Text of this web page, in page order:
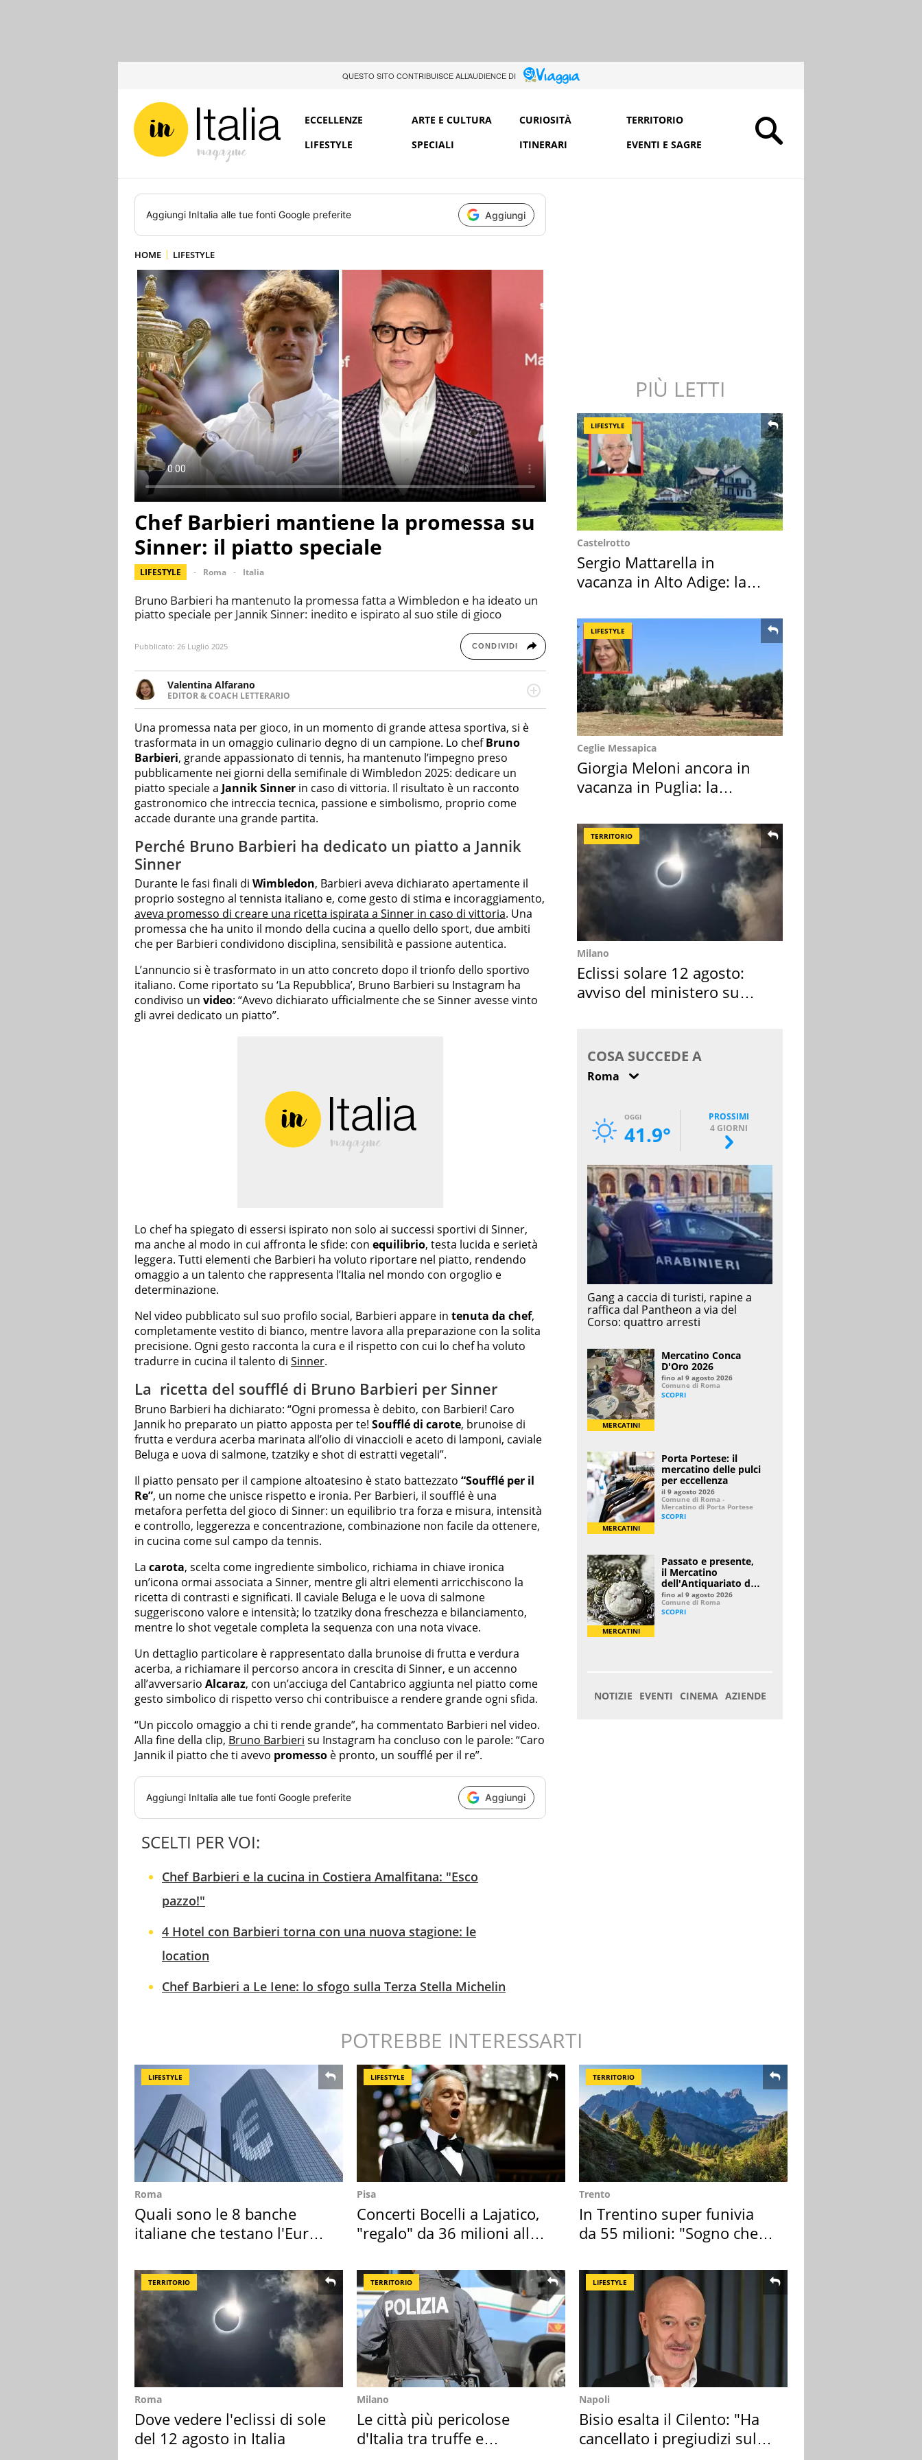
QUESTO SITO CONTRIBUISCE ALL’AUDIENCE DI
ECCELLENZE ARTE E CULTURA CURIOSITÀ
TERRITORIO
LIFESTYLE
SPECIALI ITINERARI EVENTI E SAGRE
Aggiungi InItalia alle tue fonti Google preferite Aggiungi
HOME LIFESTYLE
Chef Barbieri mantiene la promessa su
Sinner: il piatto speciale
LIFESTYLE Roma Italia
Bruno Barbieri ha mantenuto la promessa fatta a Wimbledon e ha ideato un
piatto speciale per Jannik Sinner: inedito e ispirato al suo stile di gioco
Pubblicato: 26 Luglio 2025 CONDIVIDI
Valentina Alfarano
EDITOR & COACH LETTERARIO
Lavorare con le storie è la mia missione! Specializzata in storytelling di viaggi,
lavoro come editor di narrativa e coach di scrittura creativa.
Una promessa nata per gioco, in un momento di grande attesa sportiva, si è
trasformata in un omaggio culinario degno di un campione. Lo chefBruno
Barbieri, grande appassionato di tennis, ha mantenuto l’impegno preso
pubblicamente nei giorni della semifinale di Wimbledon 2025: dedicare un
piatto speciale a Jannik Sinner in caso di vittoria. Il risultato è un racconto
gastronomico che intreccia tecnica, passione e simbolismo, proprio come
accade durante una grande partita.
Perché Bruno Barbieri ha dedicato un piatto a Jannik
Sinner
Durante le fasi finali di Wimbledon, Barbieri aveva dichiarato apertamente il
proprio sostegno al tennista italiano e, come gesto di stima e incoraggiamento,
aveva promesso di creare una ricetta ispirata a Sinner in caso di vittoria. Una
promessa che ha unito il mondo della cucina a quello dello sport, due ambiti
che per Barbieri condividono disciplina, sensibilità e passione autentica.
L’annuncio si è trasformato in un atto concreto dopo il trionfo dello sportivo
italiano. Come riportato su ‘La Repubblica’, Bruno Barbieri su Instagram ha
condiviso un video: “Avevo dichiarato ufficialmente che se Sinner avesse vinto
gli avrei dedicato un piatto”.
Lo chef ha spiegato di essersi ispirato non solo ai successi sportivi di Sinner,
ma anche al modo in cui affronta le sfide: con equilibrio, testa lucida e serietà
leggera. Tutti elementi che Barbieri ha voluto riportare nel piatto, rendendo
omaggio a un talento che rappresenta l’Italia nel mondo con orgoglio e
determinazione.
Nel video pubblicato sul suo profilo social, Barbieri appare in tenuta da chef,
completamente vestito di bianco, mentre lavora alla preparazione con la solita
precisione. Ogni gesto racconta la cura e il rispetto con cui lo chef ha voluto
tradurre in cucina il talento di Sinner.
La ricetta del soufflé di Bruno Barbieri per Sinner
Bruno Barbieri ha dichiarato: “Ogni promessa è debito, con Barbieri! Caro
Jannik ho preparato un piatto apposta per te! Soufflé di carote, brunoise di
frutta e verdura acerba marinata all’olio di vinaccioli e aceto di lamponi, caviale
Beluga e uova di salmone, tzatziky e shot di estratti vegetali”.
Il piatto pensato per il campione altoatesino è stato battezzato “Soufflé per il
Re”, un nome che unisce rispetto e ironia. Per Barbieri, il soufflé è una
metafora perfetta del gioco di Sinner: un equilibrio tra forza e misura, intensità
e controllo, leggerezza e concentrazione, combinazione non facile da ottenere,
in cucina come sul campo da tennis.
La carota, scelta come ingrediente simbolico, richiama in chiave ironica
un’icona ormai associata a Sinner, mentre gli altri elementi arricchiscono la
ricetta di contrasti e significati. Il caviale Beluga e le uova di salmone
suggeriscono valore e intensità; lo tzatziky dona freschezza e bilanciamento,
mentre lo shot vegetale completa la sequenza con una nota vivace.
Un dettaglio particolare è rappresentato dalla brunoise di frutta e verdura
acerba, a richiamare il percorso ancora in crescita di Sinner, e un accenno
all’avversario Alcaraz, con un’acciuga del Cantabrico aggiunta nel piatto come
gesto simbolico di rispetto verso chi contribuisce a rendere grande ogni sfida.
“Un piccolo omaggio a chi ti rende grande”, ha commentato Barbieri nel video.
Alla fine della clip, Bruno Barbieri su Instagram ha concluso con le parole: “Caro
Jannik il piatto che ti avevo promesso è pronto, un soufflé per il re”.
Aggiungi InItalia alle tue fonti Google preferite Aggiungi
SCELTI PER VOI:
Chef Barbieri e la cucina in Costiera Amalfitana: "Esco
pazzo!"
4 Hotel con Barbieri torna con una nuova stagione: le
location
Chef Barbieri a Le Iene: lo sfogo sulla Terza Stella Michelin
PIÙ LETTI
LIFESTYLE
Castelrotto
Sergio Mattarella in
vacanza in Alto Adige: la
LIFESTYLE
Ceglie Messapica
Giorgia Meloni ancora in
vacanza in Puglia: la
TERRITORIO
Milano
Eclissi solare 12 agosto:
avviso del ministero su
POTREBBE INTERESSARTI
LIFESTYLE
Roma
Quali sono le 8 banche
italiane che testano l'Euro
LIFESTYLE
Pisa
Concerti Bocelli a Lajatico,
"regalo" da 36 milioni alla
TERRITORIO
Trento
In Trentino super funivia
da 55 milioni: "Sogno che si
TERRITORIO
Roma
Dove vedere l'eclissi di sole
del 12 agosto in Italia
TERRITORIO
Milano
Le città più pericolose
d'Italia tra truffe e
LIFESTYLE
Napoli
Bisio esalta il Cilento: "Ha
cancellato i pregiudizi sul